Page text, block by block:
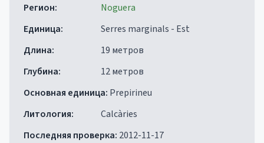
Регион:
Noguera
Единица:
Serres marginals - Est
Длина:
19 метров
Глубина:
12 метров
Основная единица: Prepirineu
Литология:
Calcàries
Последняя проверка: 2012-11-17